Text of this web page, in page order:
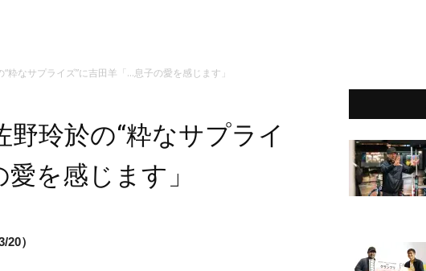
粋なサプライズ”に吉田羊「…息子の愛を感じます」
玲於の“粋なサプライ
を感じます」
）